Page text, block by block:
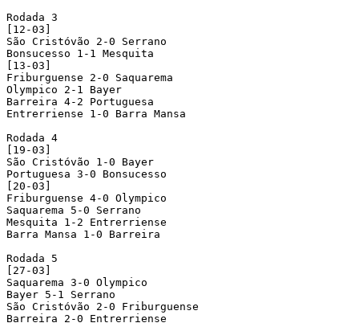
Rodada 3
[12-03]
São Cristóvão 2-0 Serrano
Bonsucesso 1-1 Mesquita
[13-03]
Friburguense 2-0 Saquarema
Olympico 2-1 Bayer
Barreira 4-2 Portuguesa
Entrerriense 1-0 Barra Mansa
Rodada 4
[19-03]
São Cristóvão 1-0 Bayer
Portuguesa 3-0 Bonsucesso
[20-03]
Friburguense 4-0 Olympico
Saquarema 5-0 Serrano
Mesquita 1-2 Entrerriense
Barra Mansa 1-0 Barreira
Rodada 5
[27-03]
Saquarema 3-0 Olympico
Bayer 5-1 Serrano
São Cristóvão 2-0 Friburguense
Barreira 2-0 Entrerriense